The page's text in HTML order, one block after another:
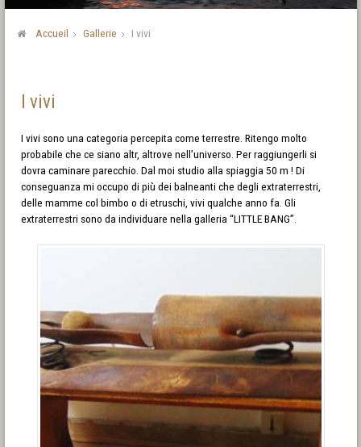
Accueil Gallerie I vivi
I vivi
I vivi sono una categoria percepita come terrestre. Ritengo molto
probabile che ce siano altr, altrove nell’universo. Per raggiungerli si
dovra caminare parecchio. Dal moi studio alla spiaggia 50 m ! Di
conseguanza mi occupo di più dei balneanti che degli extraterrestri,
delle mamme col bimbo o di etruschi, vivi qualche anno fa. Gli
extraterrestri sono da individuare nella galleria “LITTLE BANG”.